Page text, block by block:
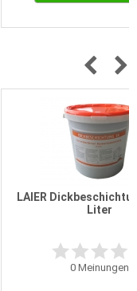
LAIER
Liter
0Meinungen